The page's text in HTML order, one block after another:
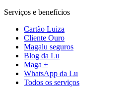
Serviços e benefícios
Cartão Luiza
Cliente Ouro
Magalu seguros
Blog da Lu
Maga +
WhatsApp da Lu
Todos os serviços